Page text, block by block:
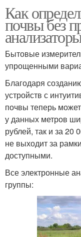
Как
почвы без
Бытовые
упрощенными
Благодаря
устройств с
почвы теперь
у данных метров
рублей, так и за 20
не выходит за
доступными.
Все электронные
группы: